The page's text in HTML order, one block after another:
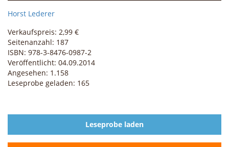
Horst Lederer
Verkaufspreis: 2,99 €
Seitenanzahl: 187
ISBN: 978-3-8476-0987-2
Veröffentlicht: 04.09.2014
Angesehen: 1.158
Leseprobe geladen: 165
Leseprobe laden